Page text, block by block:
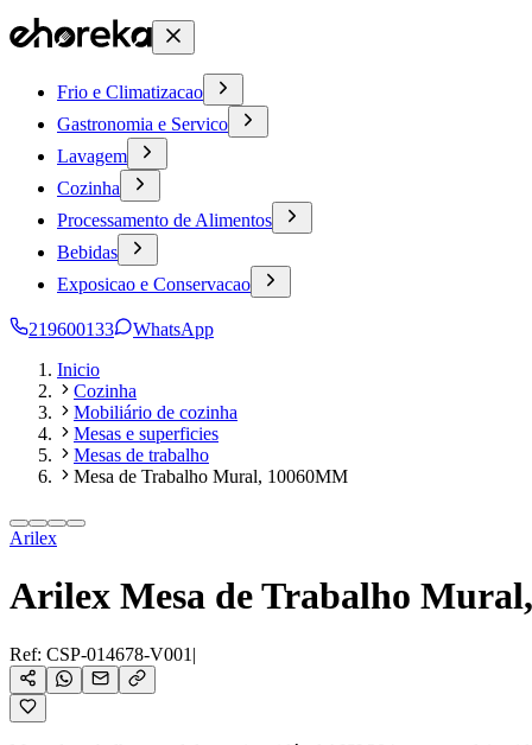
Frio e Climatizacao
Gastronomia e Servico
Lavagem
Cozinha
Processamento de Alimentos
Bebidas
Exposicao e Conservacao
219600133
WhatsApp
Inicio
Cozinha
Mobiliário de cozinha
Mesas e superficies
Mesas de trabalho
Mesa de Trabalho Mural, 10060MM
Arilex
Arilex Mesa de Trabalho
Ref: CSP-014678-V001 |